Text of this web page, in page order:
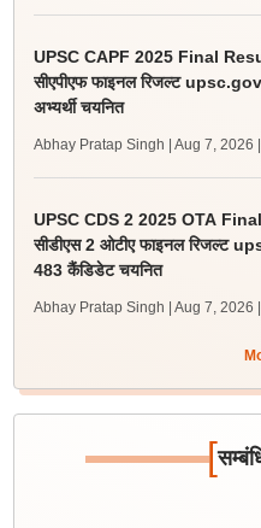
UPSC CAPF 2025 Final
सीएपीएफ फाइनल रिजल्ट
अभ्यर्थी चयनित
Abhay Pratap Singh | Aug 7, 2026
UPSC CDS 2 2025 OTA
सीडीएस 2 ओटीए फाइनल रिजल्ट
483 कैंडिडेट चयनित
Abhay Pratap Singh | Aug 7, 2026
[